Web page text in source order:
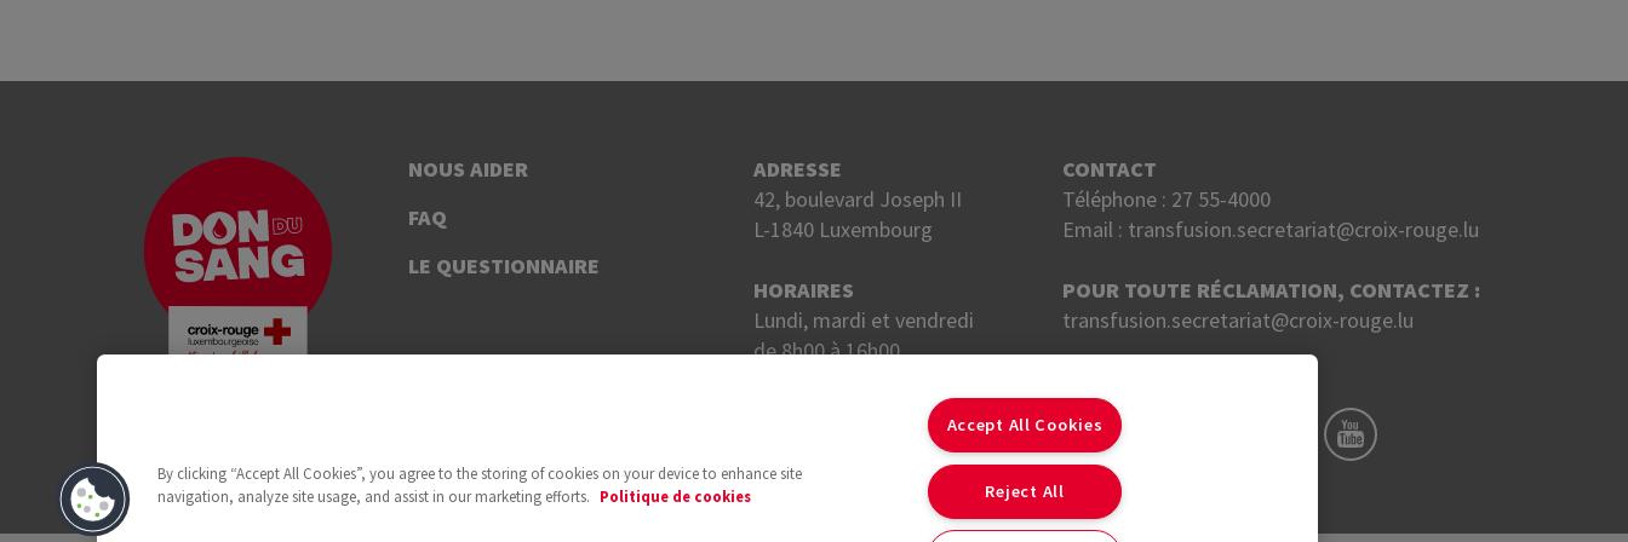
NOUS AIDER
FAQ
LE QUESTIONNAIRE
ADRESSE
42, boulevard Joseph II
L-1840 Luxembourg
HORAIRES
Lundi, mardi et vendredi
de 8h00 à 16h00.
CONTACT
Téléphone : 27 55-4000
Email : transfusion.secretariat@croix-rouge.lu
POUR TOUTE RÉCLAMATION, CONTACTEZ :
transfusion.secretariat@croix-rouge.lu
By clicking “Accept All Cookies”, you agree to the storing of cookies on your device to enhance site
navigation, analyze site usage, and assist in our marketing efforts.
Politique de cookies
Accept All Cookies
Reject All